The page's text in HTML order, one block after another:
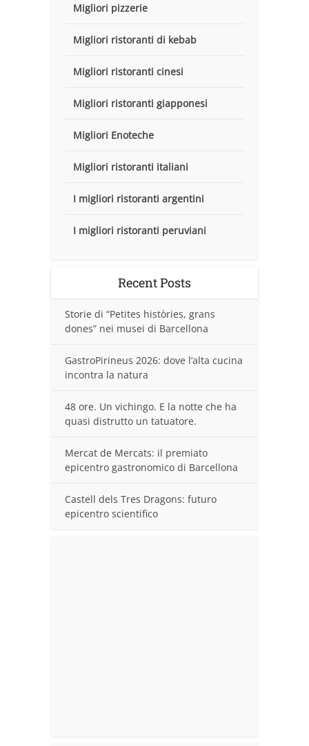
Migliori pizzerie
Migliori ristoranti di kebab
Migliori ristoranti cinesi
Migliori ristoranti giapponesi
Migliori Enoteche
Migliori ristoranti italiani
I migliori ristoranti argentini
I migliori ristoranti peruviani
Recent Posts
Storie di “Petites històries, grans
dones” nei musei di Barcellona
GastroPirineus 2026: dove l’alta cucina
incontra la natura
48 ore. Un vichingo. E la notte che ha
quasi distrutto un tatuatore.
Mercat de Mercats: il premiato
epicentro gastronomico di Barcellona
Castell dels Tres Dragons: futuro
epicentro scientifico